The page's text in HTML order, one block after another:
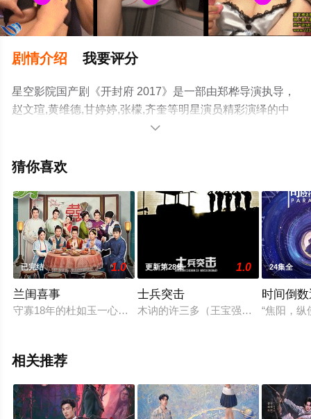
剧情介绍 我要评分
星空影院国产剧《开封府 2017》是一部由郑桦导演执导，
赵文瑄,黄维德,甘婷婷,张檬,齐奎等明星演员精彩演绎的中
国电视剧，大结局剧情已揭晓（已完结 共54集），手机免
网，更多相关信息可移步至豆瓣电视剧、电视猫或剧情网

猜你喜欢
已完结 1.0
兰闺喜事
守寡18年的杜如玉一心想将四个女儿嫁进“好”人家，为此，她
更新第28集 1.0
士兵突击
木讷的许三多（王宝强）没进军营，
24集全
时间倒
“焦阳，
相关推荐